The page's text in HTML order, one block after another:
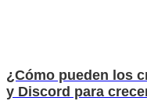
¿Cómo pueden los
y Discord para